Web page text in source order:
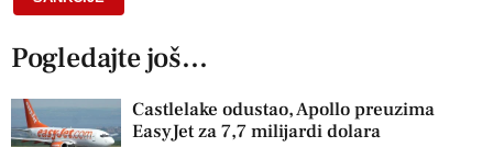
Pogledajte još...
Castlelake odustao, Apollo preuzima
EasyJet za 7,7 milijardi dolara